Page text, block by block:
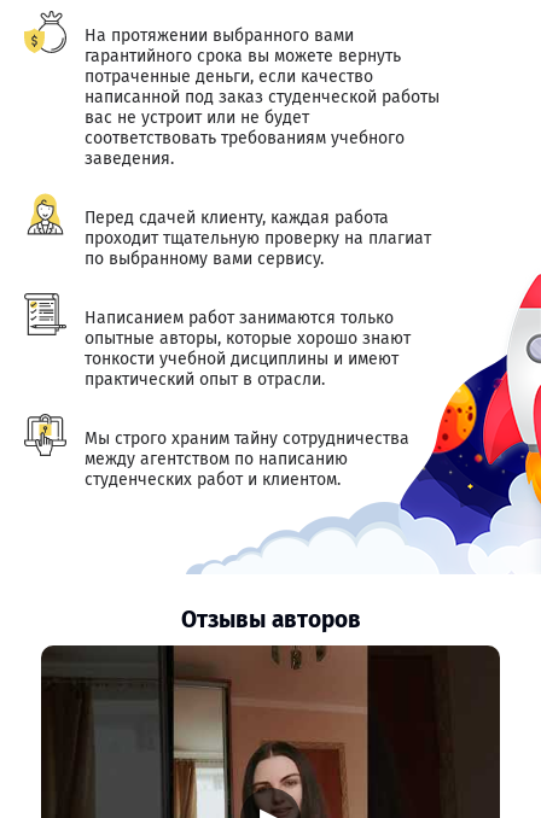
На протяжении выбранного вами
гарантийного срока вы можете вернуть
потраченные деньги, если качество
написанной под заказ студенческой работы
вас не устроит или не будет
соответствовать требованиям учебного
заведения.
Перед сдачей клиенту, каждая работа
проходит тщательную проверку на плагиат
по выбранному вами сервису.
Написанием работ занимаются только
опытные авторы, которые хорошо знают
тонкости учебной дисциплины и имеют
практический опыт в отрасли.
Мы строго храним тайну сотрудничества
между агентством по написанию
студенческих работ и клиентом.
Отзывы авторов